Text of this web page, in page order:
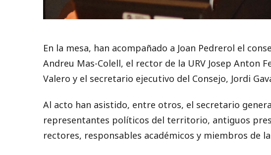
En la mesa, han acompañado a Joan Pedrerol el
Andreu Mas-Colell, el rector de la URV Josep Anton
Valero y el secretario ejecutivo del Consejo, Jordi
Al acto han asistido, entre otros, el secretario
representantes políticos del territorio, antiguos
rectores, responsables académicos y miembros de